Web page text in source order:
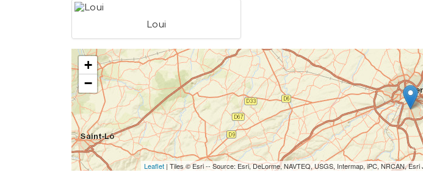
Loui
+
−
Leaflet | Tiles © Esri -- Source: Esri, DeLorme, NAVTEQ, USGS, Intermap, iPC, NRCAN,